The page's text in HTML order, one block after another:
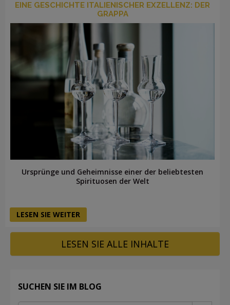
EINE GESCHICHTE ITALIENISCHER EXZELLENZ: DER
GRAPPA
Ursprünge und Geheimnisse einer der beliebtesten
Spirituosen der Welt
LESEN SIE WEITER
LESEN SIE ALLE INHALTE
SUCHEN SIE IM BLOG